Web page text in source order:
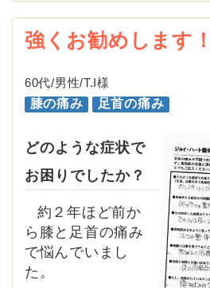
強くお勧めします！
60代/男性/T.I様
膝の痛み
足首の痛み
どのような症状で
お困りでしたか？
約２年ほど前か
ら膝と足首の痛み
で悩んでいまし
た。